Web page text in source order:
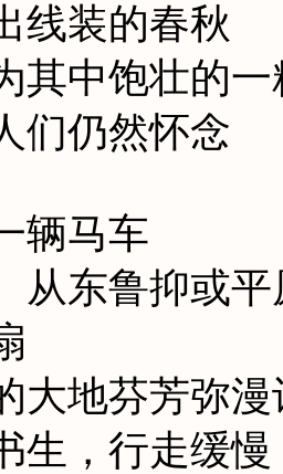
线装的春秋
其中饱壮的一
们仍然怀念
辆马车
从东鲁抑或平
大地芬芳弥
生，行走缓慢